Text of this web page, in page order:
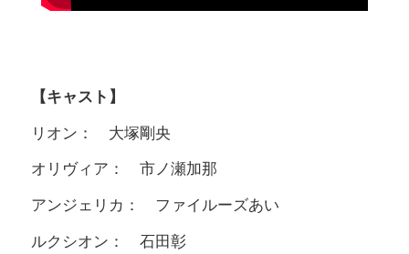
【キャスト】
リオン： 大塚剛央
オリヴィア： 市ノ瀬加那
アンジェリカ： ファイルーズあい
ルクシオン： 石田彰